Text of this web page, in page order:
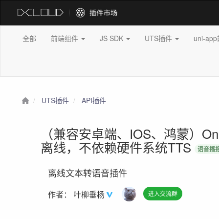
全部 前端组件 JS SDK UTS插件 uni-
UTS插件 API插件
（兼容安卓端、IOS、鸿蒙）
离线，不依赖硬件系统TTS 语音播
离线文本转语音插件
作者： 叶柳垂杨 进入交流群